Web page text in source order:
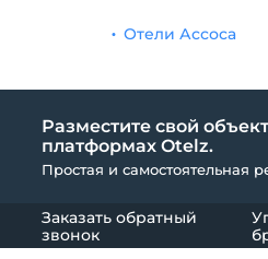
Отели Ассоса
Разместите свой
платформах Otelz.
Простая и самостоятельная
Заказать обратный
звонок